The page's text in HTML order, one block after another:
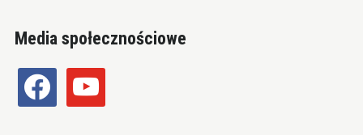
Media społecznościowe
facebook youtube